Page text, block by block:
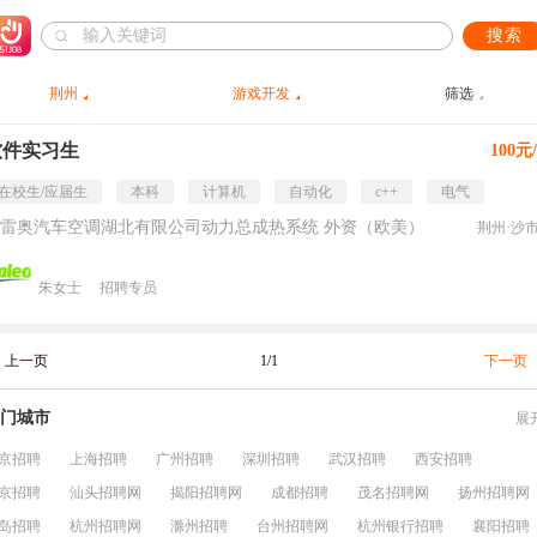
搜索
荆州 游戏开发 筛选
实习生 100元
校生/应届生 本科 计算机 自动化 c++ 电气
奥汽车空调湖北有限公司动力总成热系统 外资（欧美） 荆州·沙
朱女士 招聘专员
上一页 1/1 下一页
城市 展
招聘 上海招聘 广州招聘 深圳招聘 武汉招聘
西安招聘
招聘
汕头招聘网 揭阳招聘网 成都招聘 茂名招聘网
扬州招聘网
招聘
杭州招聘网 滁州招聘 台州招聘网 杭州银行招聘
襄阳招聘